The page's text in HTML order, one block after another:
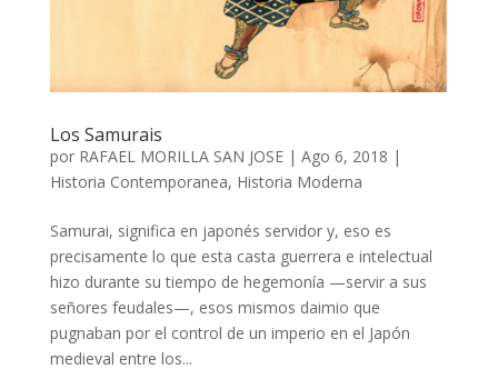
Los Samurais
por RAFAEL MORILLA SAN JOSE| Ago 6, 2018 |
Historia Contemporanea, Historia Moderna
Samurai, significa en japonés servidor y, eso es
precisamente lo que esta casta guerrera e intelectual
hizo durante su tiempo de hegemonía —servir a sus
señores feudales—, esos mismos daimio que
pugnaban por el control de un imperio en el Japón
medieval entre los...